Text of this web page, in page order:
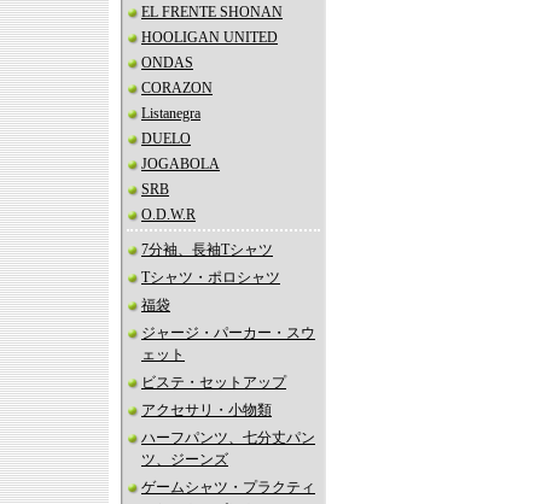
EL FRENTE SHONAN
HOOLIGAN UNITED
ONDAS
CORAZON
Listanegra
DUELO
JOGABOLA
SRB
O.D.W.R
7分袖、長袖Tシャツ
Tシャツ・ポロシャツ
福袋
ジャージ・パーカー・スウ
ェット
ビステ・セットアップ
アクセサリ・小物類
ハーフパンツ、七分丈パン
ツ、ジーンズ
ゲームシャツ・プラクティ